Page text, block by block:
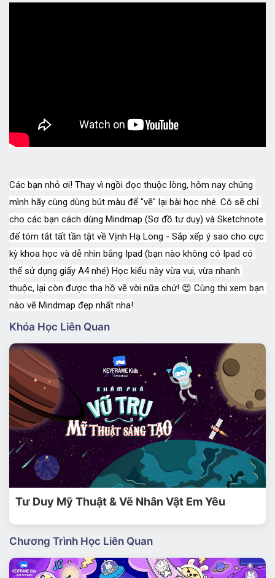
Các bạn nhỏ ơi! Thay vì ngồi đọc thuộc lòng, hôm nay chúng
mình hãy cùng dùng bút màu để "vẽ" lại bài học nhé. Cô sẽ chỉ
cho các bạn cách dùng Mindmap (Sơ đồ tư duy) và Sketchnote
để tóm tắt tất tần tật về Vịnh Hạ Long - Sắp xếp ý sao cho cực
kỳ khoa học và dễ nhìn bằng Ipad (bạn nào không có Ipad có
thể sử dụng giấy A4 nhé) Học kiểu này vừa vui, vừa nhanh
thuộc, lại còn được tha hồ vẽ vời nữa chứ! 😍 Cùng thi xem bạn
nào vẽ Mindmap đẹp nhất nha!
Khóa Học Liên Quan
Tư Duy Mỹ Thuật & Vẽ Nhân Vật Em Yêu
Chương Trình Học Liên Quan